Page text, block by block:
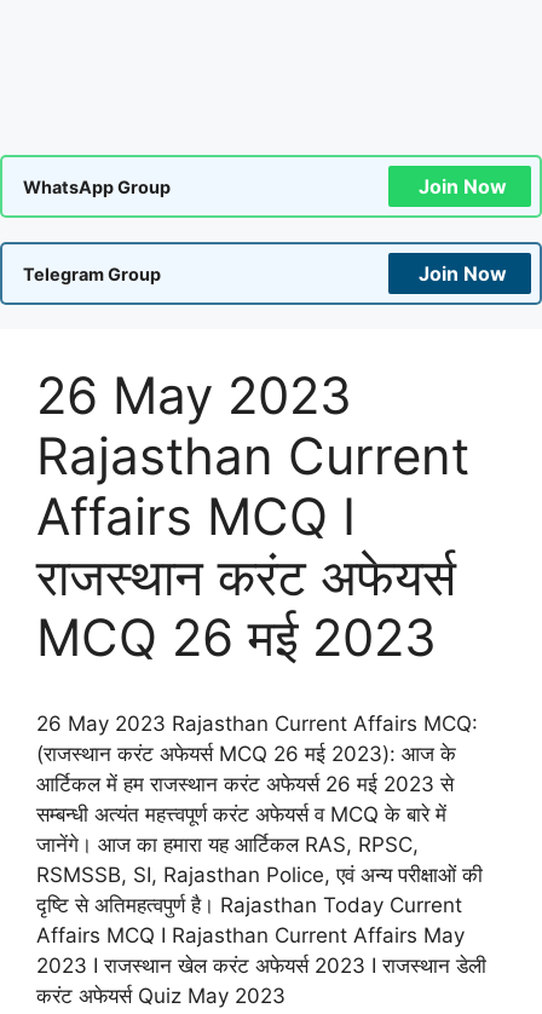
WhatsApp Group Join Now
Telegram Group Join Now
26 May 2023
Rajasthan Current
Affairs MCQ I
राजस्थान करंट अफेयर्स
MCQ 26 मई 2023
26 May 2023 Rajasthan Current Affairs MCQ:
(राजस्थान करंट अफेयर्स MCQ 26 मई 2023): आज के
आर्टिकल में हम राजस्थान करंट अफेयर्स 26 मई 2023 से
सम्बन्धी अत्यंत महत्त्वपूर्ण करंट अफेयर्स व MCQ के बारे में
जानेंगे। आज का हमारा यह आर्टिकल RAS, RPSC,
RSMSSB, SI, Rajasthan Police, एवं अन्य परीक्षाओं की
दृष्टि से अतिमहत्वपुर्ण है। Rajasthan Today Current
Affairs MCQ I Rajasthan Current Affairs May
2023 I राजस्थान खेल करंट अफेयर्स 2023 I राजस्थान डेली
करंट अफेयर्स Quiz May 2023